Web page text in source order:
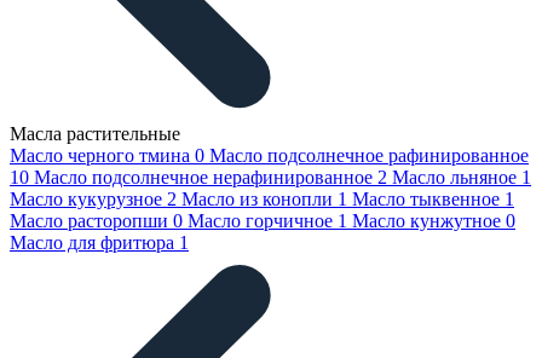
Масла растительные
Масло черного тмина 0 Масло подсолнечное рафинированное
10 Масло подсолнечное нерафинированное 2 Масло льняное 1
Масло кукурузное 2 Масло из конопли 1 Масло тыквенное 1
Масло расторопши 0 Масло горчичное 1 Масло кунжутное 0
Масло для фритюра 1